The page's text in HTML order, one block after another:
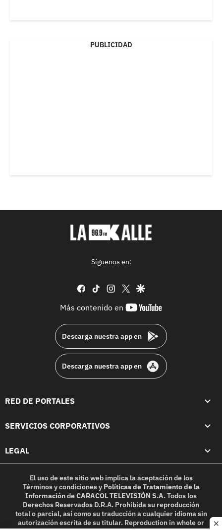
PUBLICIDAD
Síguenos en:
facebook
tiktok instagram
twittergoogle
Más contenido en
youtube-
Descarga nuestra app en
Descarga nuestra app en
RED DE PORTALES
SERVICIOS CORPORATIVOS
LEGAL
El uso de este sitio web implica la aceptación de los
Términos y condicionesy Políticas de Tratamiento de la
InformacióndeCARACOL TELEVISIÓN S.A.Todos los
Derechos Reservados D.R.A. Prohibida su reproducción
total o parcial, así como su traducción a cualquier idioma sin
autorización escrita de su titular. Reproduction in whole or